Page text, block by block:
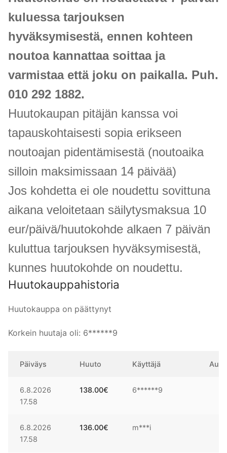
kuluessa tarjouksen
hyväksymisestä, ennen kohteen
noutoa kannattaa soittaa ja
varmistaa että joku on paikalla. Puh.
010 292 1882.
Huutokaupan pitäjän kanssa voi
tapauskohtaisesti sopia erikseen
noutoajan pidentämisestä (noutoaika
silloin maksimissaan 14 päivää)
Jos kohdetta ei ole noudettu sovittuna
aikana veloitetaan säilytysmaksua 10
eur/päivä/huutokohde alkaen 7 päivän
kuluttua tarjouksen hyväksymisestä,
kunnes huutokohde on noudettu.
Huutokauppahistoria
Huutokauppa on päättynyt
Korkein huutaja oli: 6******9
Päiväys Huuto Käyttäjä Auto
6.8.2026
17.58
138.00€ 6******9
6.8.2026
17.58
136.00€ m***i